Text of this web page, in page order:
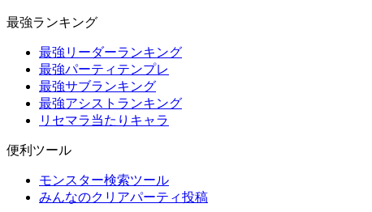
最強ランキング
最強リーダーランキング
最強パーティテンプレ
最強サブランキング
最強アシストランキング
リセマラ当たりキャラ
便利ツール
モンスター検索ツール
みんなのクリアパーティ投稿